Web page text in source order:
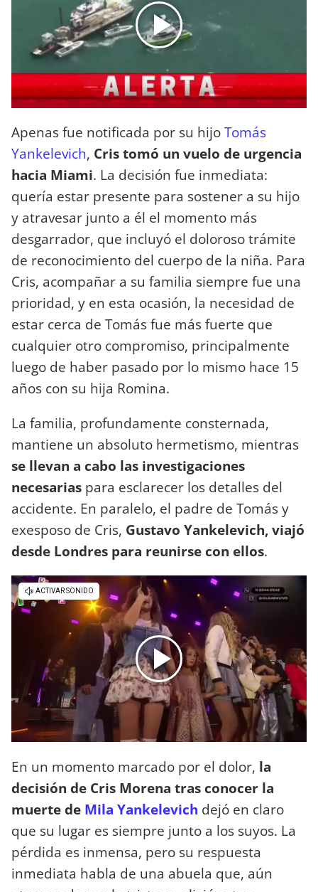
Apenas fue notificada por su hijoTomás
Yankelevich, Cris tomó un vuelo de urgencia
hacia Miami. La decisión fue inmediata:
quería estar presente para sostener a su hijo
y atravesar junto a él el momento más
desgarrador, que incluyó el doloroso trámite
de reconocimiento del cuerpo de la niña. Para
Cris, acompañar a su familia siempre fue una
prioridad, y en esta ocasión, la necesidad de
estar cerca de Tomás fue más fuerte que
cualquier otro compromiso, principalmente
luego de haber pasado por lo mismo hace 15
años con su hija Romina.
La familia, profundamente consternada,
mantiene un absoluto hermetismo, mientras
se llevan a cabo las investigaciones
necesarias para esclarecer los detalles del
accidente. En paralelo, el padre de Tomás y
exesposo de Cris, Gustavo Yankelevich, viajó
desde Londres para reunirse con ellos.
En un momento marcado por el dolor, la
decisión de Cris Morena tras conocer la
muerte de Mila Yankelevich dejó en claro
que su lugar es siempre junto a los suyos. La
pérdida es inmensa, pero su respuesta
inmediata habla de una abuela que, aún